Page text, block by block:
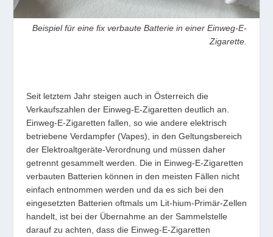
Beispiel für eine ﬁx verbaute Batterie in einer Einweg-E-
Zigarette.
Seit letztem Jahr steigen auch in Österreich die
Verkaufszahlen der Einweg-E-Zigaretten deutlich an.
Einweg-E-Zigaretten fallen, so wie andere elektrisch
betriebene Verdampfer (Vapes), in den Geltungsbereich
der Elektroaltgeräte-Verordnung und müssen daher
getrennt gesammelt werden. Die in Einweg-E-Zigaretten
verbauten Batterien können in den meisten Fällen nicht
einfach entnommen werden und da es sich bei den
eingesetzten Batterien oftmals um Lit-hium-Primär-Zellen
handelt, ist bei der Übernahme an der Sammelstelle
darauf zu achten, dass die Einweg-E-Zigaretten